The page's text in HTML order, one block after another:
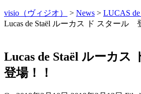
visio（ヴィジオ） > News > LUCAS de
Lucas de Staël ルーカス ド スタール
Lucas de Staël ルーカ
登場！！